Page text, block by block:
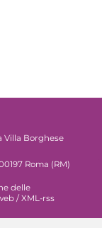
Villa Borghese
Roma (RM)
delle
/XML-rss